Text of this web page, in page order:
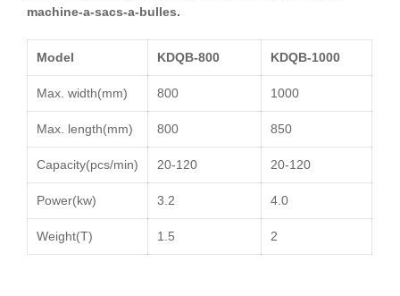
machine-a-sacs-a-bulles.
Model KDQB-800 KDQB-1000
Max. width(mm) 800 1000
Max. length(mm) 800 850
Capacity(pcs/min) 20-120 20-120
Power(kw) 3.2 4.0
Weight(T) 1.5 2